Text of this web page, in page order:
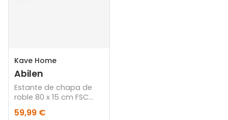
Kave Home
Abilen
Estante de chapa de
roble 80 x 15 cm FSC
100%
59,99 €